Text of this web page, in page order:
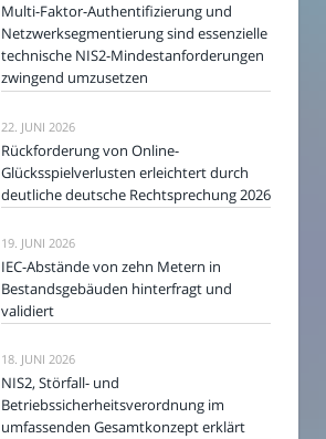
Multi-Faktor-Authentifizierung und
Netzwerksegmentierung sind essenzielle
technische NIS2-Mindestanforderungen
zwingend umzusetzen
22. JUNI 2026
Rückforderung von Online-
Glücksspielverlusten erleichtert durch
deutliche deutsche Rechtsprechung 2026
19. JUNI 2026
IEC-Abstände von zehn Metern in
Bestandsgebäuden hinterfragt und
validiert
18. JUNI 2026
NIS2, Störfall- und
Betriebssicherheitsverordnung im
umfassenden Gesamtkonzept erklärt